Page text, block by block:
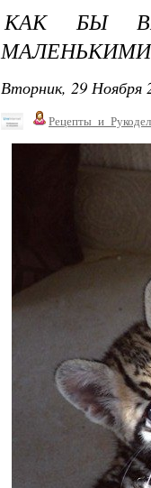
КАК БЫ
Вторник, 29 Ноября